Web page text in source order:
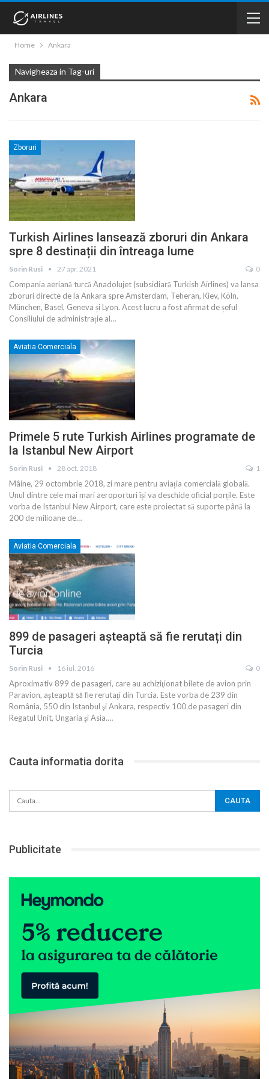
Home Ankara
Navigheaza in Tag-uri
Ankara
Zboruri
Turkish Airlines lansează zboruri din Ankara
spre 8 destinații din întreaga lume
Sorin Rusi 27 apr. 2021 0
Compania aeriană turcă Anadolujet (subsidiară Turkish Airlines) va lansa
zboruri directe de la Ankara spre Amsterdam, Teheran, Kiev, Köln,
München, Basel, Geneva și Lyon. Acest lucru a fost afirmat de șeful
Consiliului de administrație al…
Aviatia Comerciala
Primele 5 rute Turkish Airlines programate de
la Istanbul New Airport
Sorin Rusi 28 oct. 2018 1
Mâine, 29 octombrie 2018, zi mare pentru aviația comercială globală.
Unul dintre cele mai mari aeroporturi își va deschide oficial porțile. Este
vorba de Istanbul New Airport, care este proiectat să suporte până la
200 de milioane de…
Aviatia Comerciala
899 de pasageri așteaptă să fie rerutați din
Turcia
Sorin Rusi 16 iul. 2016 0
Aproximativ 899 de pasageri, care au achiziţionat bilete de avion prin
Paravion, aşteaptă să fie rerutaţi din Turcia. Este vorba de 239 din
România, 550 din Istanbul şi Ankara, respectiv 100 de pasageri din
Regatul Unit, Ungaria şi Asia.…
Cauta informatia dorita
Publicitate